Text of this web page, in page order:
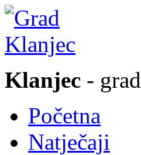
Klanjec -
Početna
Natječaji